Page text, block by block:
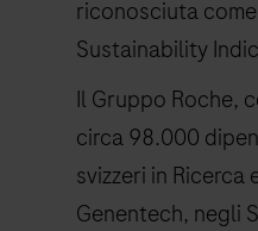
riconosciuta
Sustainability
Il Gruppo Roche,
circa 98.000
svizzeri in
Genentech, negli